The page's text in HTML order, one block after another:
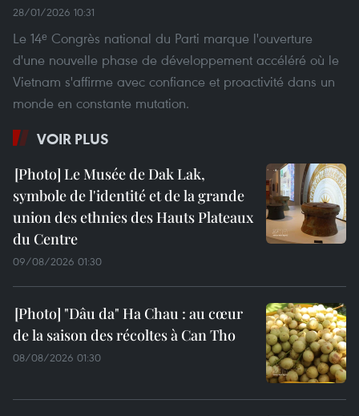
28/01/2026 10:31
Le 14ᵉ Congrès national du Parti marque l'ouverture
d'une nouvelle phase de développement accéléré où le
Vietnam s'affirme avec confiance et proactivité dans un
monde en constante mutation.
VOIR PLUS
Le Musée de Dak Lak,
symbole de l'identité et de la grande
union des ethnies des Hauts Plateaux
du Centre
09/08/2026 01:30
"Dâu da" Ha Chau : au cœur
de la saison des récoltes à Can Tho
08/08/2026 01:30